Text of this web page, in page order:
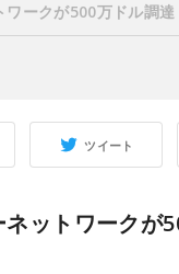
ツイート
ットワークが
ワークが500万ドル調達